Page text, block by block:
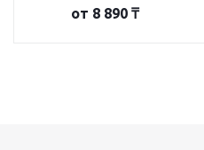
от 8 890 ₸